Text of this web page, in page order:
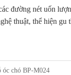
đường nét uốn
thuật, thể hiện
óc chó BP-M024